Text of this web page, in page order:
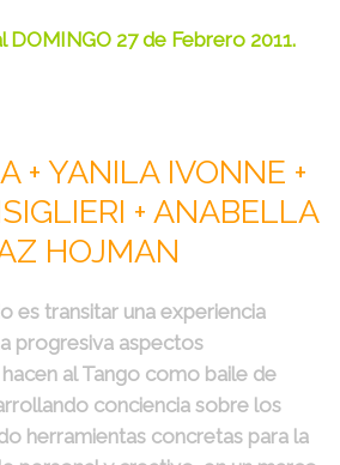
DOMINGO 27 de Febrero 2011.
+ YANILA IVONNE +
+ ANABELLA
HOJMAN
es transitar una experiencia
progresiva aspectos
al Tango como baile de
conciencia sobre los
herramientas concretas para la